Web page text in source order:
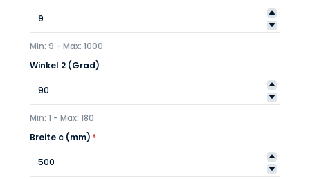
Min: 9 - Max: 1000
Winkel 2 (Grad)
Min: 1 - Max: 180
Breite c (mm) *